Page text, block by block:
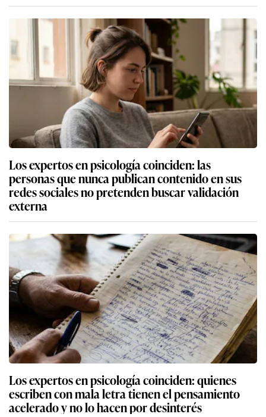
Los expertos en psicología coinciden: las
personas que nunca publican contenido en sus
redes sociales no pretenden buscar validación
externa
Los expertos en psicología coinciden: quienes
escriben con mala letra tienen el pensamiento
acelerado y no lo hacen por desinterés